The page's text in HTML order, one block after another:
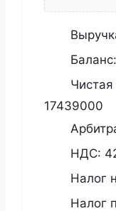
Баланс:
17439000
НДС:
Налог
Налог